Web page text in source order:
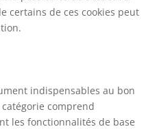
certains de ces cookies peut
indispensables au bon
comprend
les fonctionnalités de base